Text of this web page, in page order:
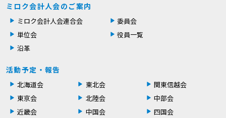
ミロク会計人会のご案内
ミロク会計人会連合会
委員会
単位会
役員一覧
沿革
活動予定・報告
北海道会 東北会
関東信越会
東京会
北陸会
中部会
近畿会
中国会
四国会